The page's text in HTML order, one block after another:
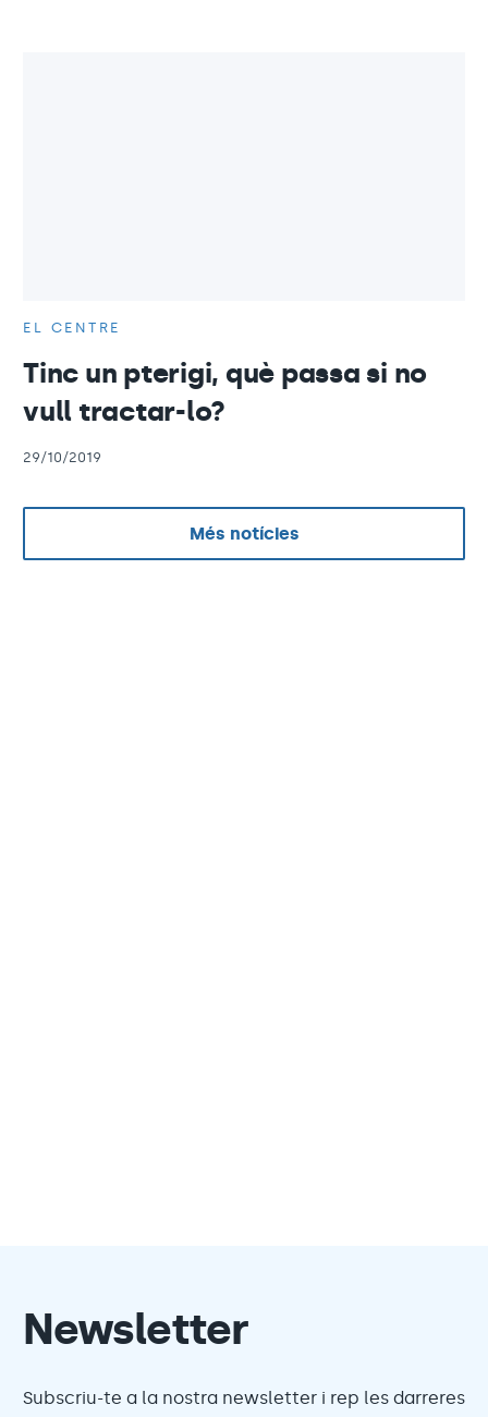
EL CENTRE
Tinc un pterigi, què passa si no
vull tractar-lo?
29/10/2019
Més notícies
Newsletter
Subscriu-te a la nostra newsletter i rep les darreres